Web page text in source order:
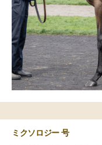
ミクソロジー 号